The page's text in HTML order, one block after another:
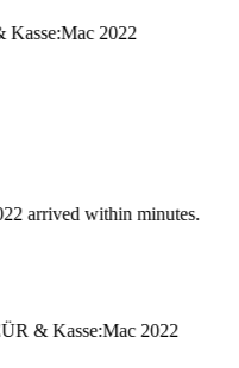
2022
arrived within minutes.
& Kasse:Mac 2022